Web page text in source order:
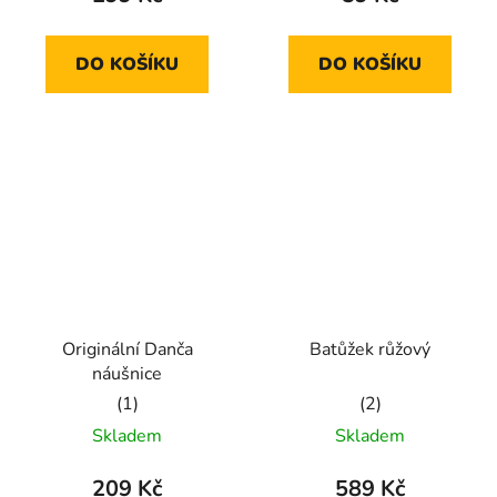
5,0
z
DO KOŠÍKU
5,0
z
DO KOŠÍKU
Originální Danča
náušnice
Průměrné
hodnocení
produktu
Skladem
209 Kč
Batůžek růžový
Průměrné
hodnocení
produktu
Skladem
589 Kč